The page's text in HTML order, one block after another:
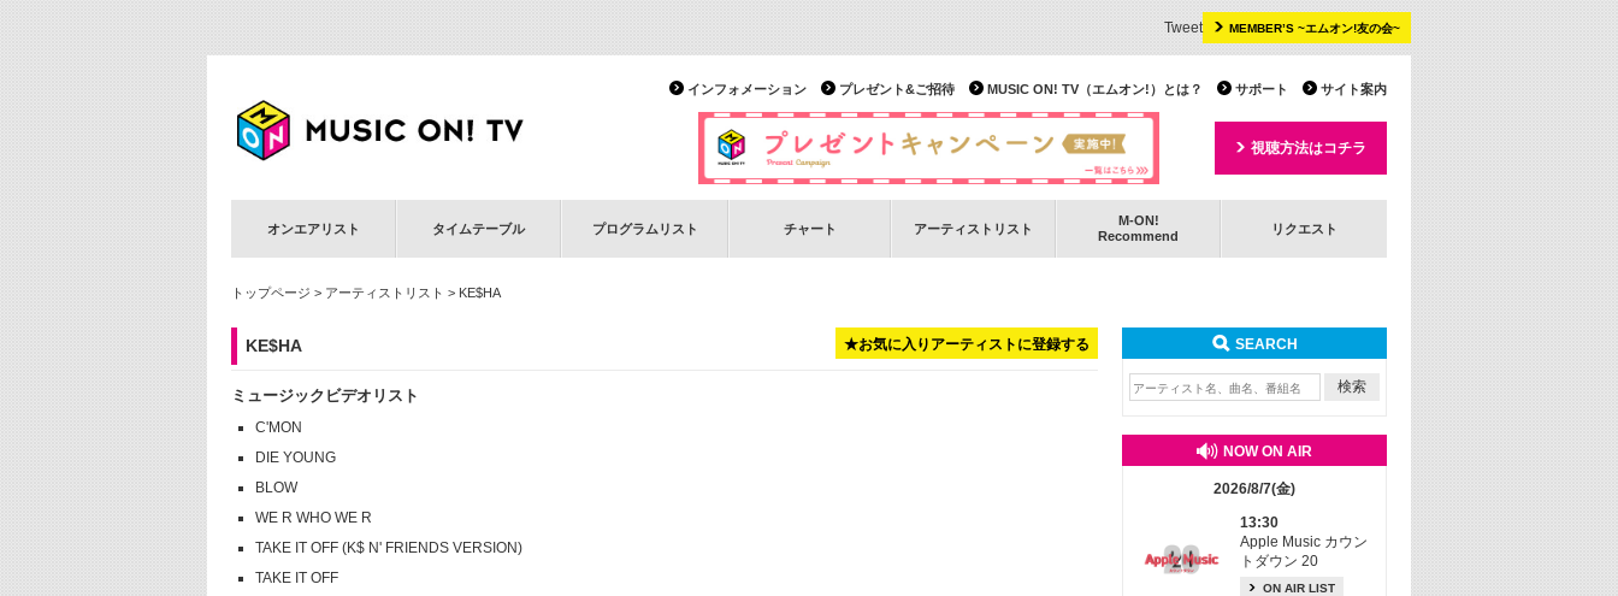
MEMBER’S ~エムオン!友の会~
Tweet
サイト案内
サポート
MUSIC ON! TV（エムオン!）とは？
プレゼント&ご招待
インフォメーション
視聴方法はコチラ
オンエアリスト タイムテーブル プログラムリスト チャート アーティストリスト
M-ON!
Recommend
リクエスト
トップページ > アーティストリスト > KE$HA
★お気に入りアーティストに登録する
KE$HA
ミュージックビデオリスト
C'MON
DIE YOUNG
BLOW
WE R WHO WE R
TAKE IT OFF (K$ N' FRIENDS VERSION)
TAKE IT OFF
SEARCH
NOW ON AIR
2026/8/7(金)
13:30
Apple Music カウン
トダウン 20
ON AIR LIST